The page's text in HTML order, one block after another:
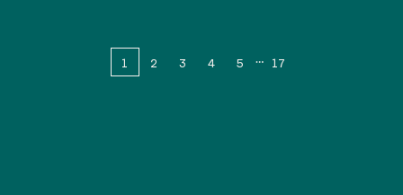
1 2 3 4 5 17